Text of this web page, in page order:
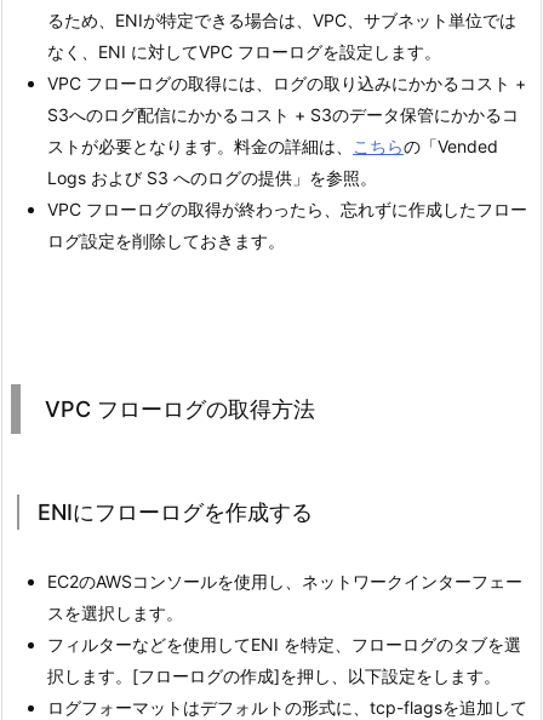
るため、ENIが特定できる場合は、VPC、サブネット単位では
なく、ENI に対してVPC フローログを設定します。
VPC フローログの取得には、ログの取り込みにかかるコスト +
S3へのログ配信にかかるコスト + S3のデータ保管にかかるコ
ストが必要となります。料金の詳細は、
こちらの「Vended
Logs および S3 へのログの提供」を参照。
VPC フローログの取得が終わったら、忘れずに作成したフロー
ログ設定を削除しておきます。
VPC フローログの取得方法
ENIにフローログを作成する
EC2のAWSコンソールを使用し、ネットワークインターフェー
スを選択します。
フィルターなどを使用してENI を特定、フローログのタブを選
択します。[フローログの作成]を押し、以下設定をします。
ログフォーマットはデフォルトの形式に、tcp-flagsを追加して